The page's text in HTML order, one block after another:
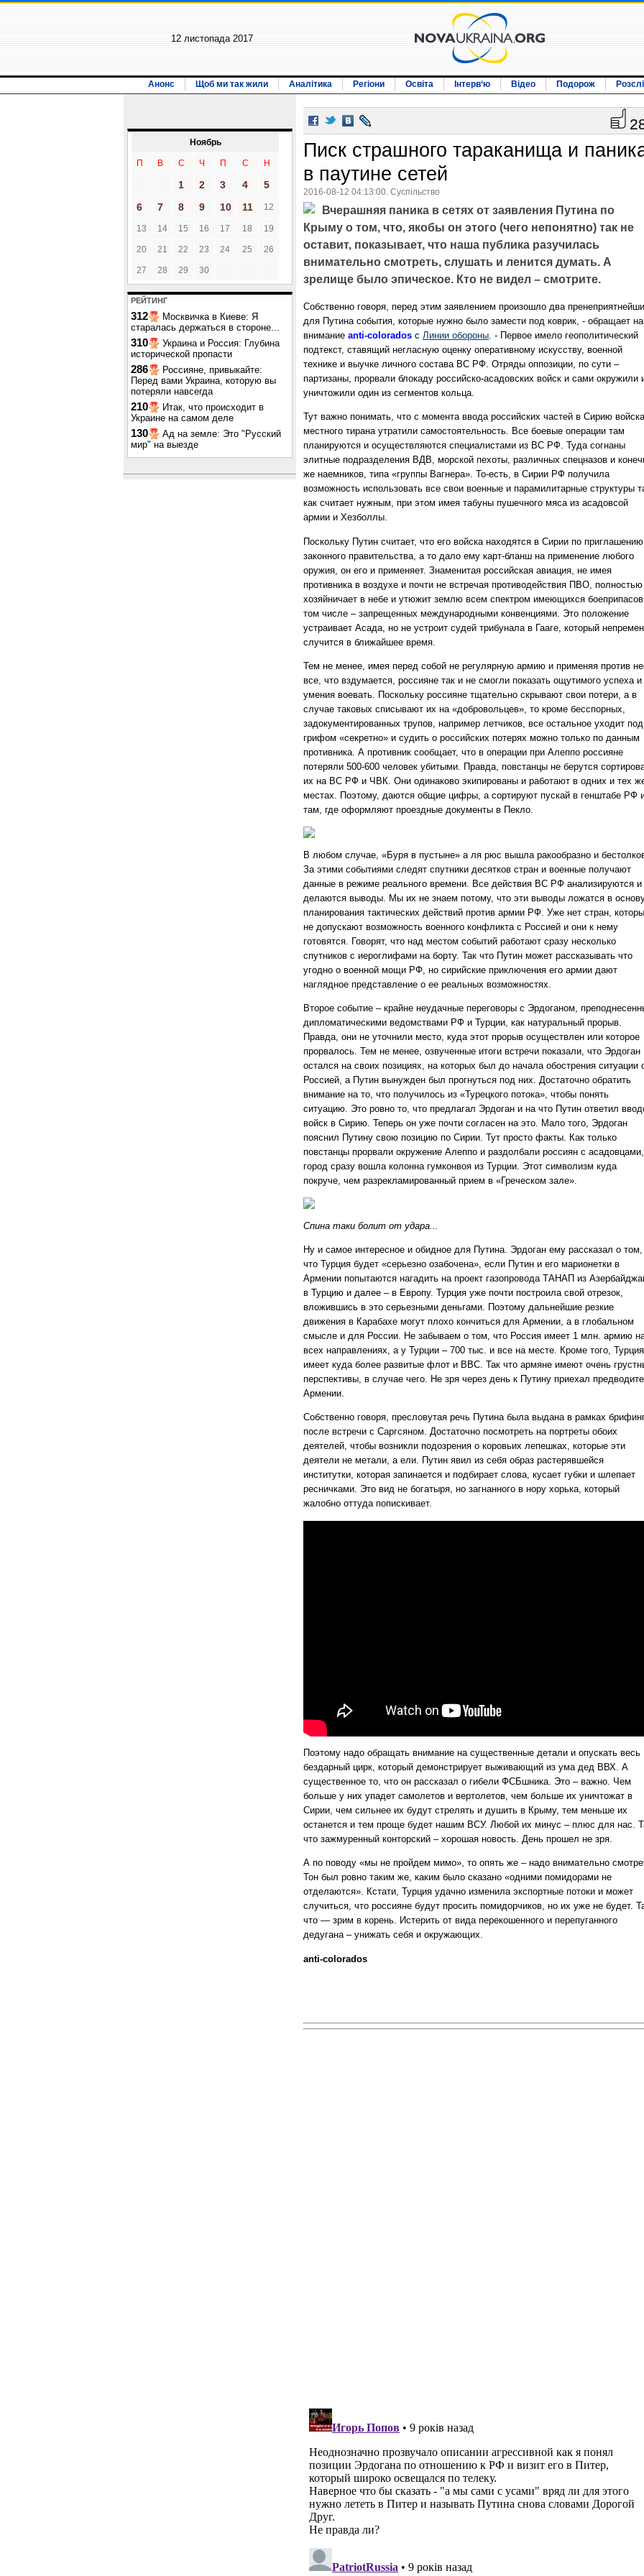
12 листопада 2017
Анонс Щоб ми так жили Аналітика Регіони Освіта Інтерв‘ю Відео Подорож
Ноябрь
П В С Ч П С Н
1 2 3 4
5
6
7 8 9 10 11 12
13 14 15 16 17 18 19
20 21 22 23 24 25 26
27 28 29 30
РЕЙТИНГ
312
Москвичка в Киеве: Я
старалась держаться в стороне...
310
Украина и Россия: Глубина
исторической пропасти
286
Россияне, привыкайте:
Перед вами Украина, которую вы
потеряли навсегда
210
Итак, что происходит в
Украине на самом деле
130
Ад на земле: Это "Русский
мир" на выезде
Писк страшного тараканища и
в паутине сетей
2016-08-12 04:13:00. Суспільство
Вчерашняя паника в сетях от заявления Путина по
Крыму о том, что, якобы он этого (чего непонятно) так не
оставит, показывает, что наша публика разучилась
внимательно смотреть, слушать и ленится думать. А
зрелище было эпическое. Кто не видел – смотрите.
Собственно говоря, перед этим заявлением произошло два
для Путина события, которые нужно было замести под коврик, - обращает
внимание anti-colorados с Линии обороны. - Первое имело геополитический
подтекст, ставящий негласную оценку оперативному искусству, военной
технике и выучке личного состава ВС РФ. Отряды оппозиции, по сути –
партизаны, прорвали блокаду российско-асадовских войск и сами окружили
уничтожили один из сегментов кольца.
Тут важно понимать, что с момента ввода российских частей в Сирию войска
местного тирана утратили самостоятельность. Все боевые операции там
планируются и осуществляются специалистами из ВС РФ. Туда согнаны
элитные подразделения ВДВ, морской пехоты, различных спецназов и
же наемников, типа «группы Вагнера». То-есть, в Сирии РФ получила
возможность использовать все свои военные и парамилитарные структуры
как считает нужным, при этом имея табуны пушечного мяса из асадовсой
армии и Хезболлы.
Поскольку Путин считает, что его войска находятся в Сирии по приглашению
законного правительства, а то дало ему карт-бланш на применение любого
оружия, он его и применяет. Знаменитая российская авиация, не имея
противника в воздухе и почти не встречая противодействия ПВО, полностью
хозяйничает в небе и утюжит землю всем спектром имеющихся
том числе – запрещенных международными конвенциями. Это положение
устраивает Асада, но не устроит судей трибунала в Гааге, который
случится в ближайшее время.
Тем не менее, имея перед собой не регулярную армию и применяя против
все, что вздумается, россияне так и не смогли показать ощутимого успеха и
умения воевать. Поскольку россияне тщательно скрывают свои потери, а в
случае таковых списывают их на «добровольцев», то кроме бесспорных,
задокументированных трупов, например летчиков, все остальное уходит под
грифом «секретно» и судить о российских потерях можно только по данным
противника. А противник сообщает, что в операции при Алеппо россияне
потеряли 500-600 человек убитыми. Правда, повстанцы не берутся
их на ВС РФ и ЧВК. Они одинаково экипированы и работают в одних и тех
местах. Поэтому, даются общие цифры, а сортируют пускай в генштабе РФ
там, где оформляют проездные документы в Пекло.
В любом случае, «Буря в пустыне» а ля рюс вышла ракообразно и
За этими событиями следят спутники десятков стран и военные получают
данные в режиме реального времени. Все действия ВС РФ анализируются и
делаются выводы. Мы их не знаем потому, что эти выводы ложатся в
планирования тактических действий против армии РФ. Уже нет стран,
не допускают возможность военного конфликта с Россией и они к нему
готовятся. Говорят, что над местом событий работают сразу несколько
спутников с иероглифами на борту. Так что Путин может рассказывать что
угодно о военной мощи РФ, но сирийские приключения его армии дают
наглядное представление о ее реальных возможностях.
Второе событие – крайне неудачные переговоры с Эрдоганом,
дипломатическими ведомствами РФ и Турции, как натуральный прорыв.
Правда, они не уточнили место, куда этот прорыв осуществлен или которое
прорвалось. Тем не менее, озвученные итоги встречи показали, что Эрдоган
остался на своих позициях, на которых был до начала обострения ситуации
Россией, а Путин вынужден был прогнуться под них. Достаточно обратить
внимание на то, что получилось из «Турецкого потока», чтобы понять
ситуацию. Это ровно то, что предлагал Эрдоган и на что Путин ответил
войск в Сирию. Теперь он уже почти согласен на это. Мало того, Эрдоган
пояснил Путину свою позицию по Сирии. Тут просто факты. Как только
повстанцы прорвали окружение Алеппо и раздолбали россиян с
город сразу вошла колонна гумконвоя из Турции. Этот символизм куда
покруче, чем разрекламированный прием в «Греческом зале».
Спина таки болит от удара...
Ну и самое интересное и обидное для Путина. Эрдоган ему рассказал о том,
что Турция будет «серьезно озабочена», если Путин и его марионетки в
Армении попытаются нагадить на проект газопровода ТАНАП из
в Турцию и далее – в Европу. Турция уже почти построила свой отрезок,
вложившись в это серьезными деньгами. Поэтому дальнейшие резкие
движения в Карабахе могут плохо кончиться для Армении, а в глобальном
смысле и для России. Не забываем о том, что Россия имеет 1 млн. армию
всех направлениях, а у Турции – 700 тыс. и все на месте. Кроме того, Турция
имеет куда более развитые флот и ВВС. Так что армяне имеют очень
перспективы, в случае чего. Не зря через день к Путину приехал
Армении.
Собственно говоря, пресловутая речь Путина была выдана в рамках
после встречи с Саргсяном. Достаточно посмотреть на портреты обоих
деятелей, чтобы возникли подозрения о коровьих лепешках, которые эти
деятели не метали, а ели. Путин явил из себя образ растерявшейся
институтки, которая запинается и подбирает слова, кусает губки и шлепает
ресничками. Это вид не богатыря, но загнанного в нору хорька, который
жалобно оттуда попискивает.
Поэтому надо обращать внимание на существенные детали и опускать весь
бездарный цирк, который демонстрирует выживающий из ума дед ВВХ. А
существенное то, что он рассказал о гибели ФСБшника. Это – важно. Чем
больше у них упадет самолетов и вертолетов, чем больше их уничтожат в
Сирии, чем сильнее их будут стрелять и душить в Крыму, тем меньше их
останется и тем проще будет нашим ВСУ. Любой их минус – плюс для нас.
что зажмуренный конторский – хорошая новость. День прошел не зря.
А по поводу «мы не пройдем мимо», то опять же – надо внимательно
Тон был ровно таким же, каким было сказано «одними помидорами не
отделаются». Кстати, Турция удачно изменила экспортные потоки и может
случиться, что россияне будут просить помидорчиков, но их уже не будет.
что — зрим в корень. Истерить от вида перекошенного и перепуганного
дедугана – унижать себя и окружающих.
anti-colorados